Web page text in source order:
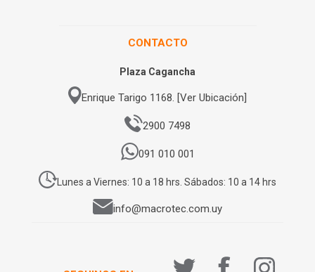
CONTACTO
Plaza Cagancha
Enrique Tarigo 1168. [Ver Ubicación]
2900 7498
091 010 001
Lunes a Viernes: 10 a 18 hrs. Sábados: 10 a 14 hrs
info@macrotec.com.uy